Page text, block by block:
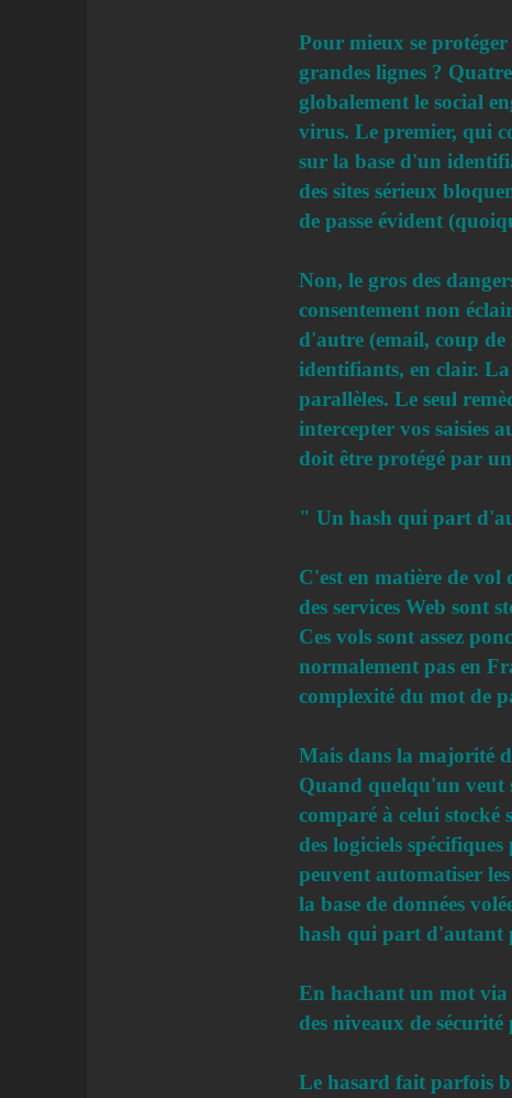
Pour mieux se
grandes lignes ?
globalement le social
virus. Le premier, qui
sur la base d'un
des sites sérieux
de passe évident
Non, le gros des
consentement non
d'autre (email, coup
identifiants, en clair. La
parallèles. Le seul
intercepter vos saisies
doit être protégé par
" Un hash qui part
C'est en matière de vol
des services Web sont
Ces vols sont assez
normalement pas en
complexité du mot de
Mais dans la majorité
Quand quelqu'un veut
comparé à celui stocké
des logiciels
peuvent automatiser
la base de données
hash qui part d'autant
En hachant un mot via
des niveaux de
Le hasard fait parfois